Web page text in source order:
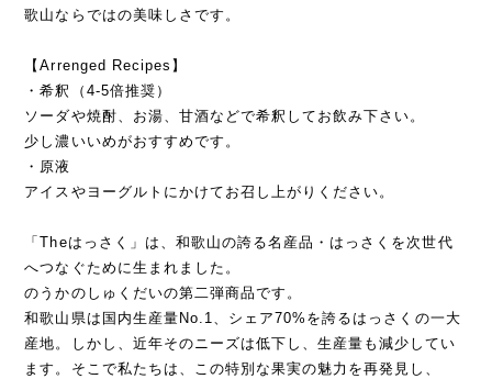
歌山ならではの美味しさです。
【Arrenged Recipes】
・希釈（4-5倍推奨）
ソーダや焼酎、お湯、甘酒などで希釈してお飲み下さい。
少し濃いいめがおすすめです。
・原液
アイスやヨーグルトにかけてお召し上がりください。
「Theはっさく」は、和歌山の誇る名産品・はっさくを次世代
へつなぐために生まれました。
のうかのしゅくだいの第二弾商品です。
和歌山県は国内生産量No.1、シェア70%を誇るはっさくの一大
産地。しかし、近年そのニーズは低下し、生産量も減少してい
ます。そこで私たちは、この特別な果実の魅力を再発見し、